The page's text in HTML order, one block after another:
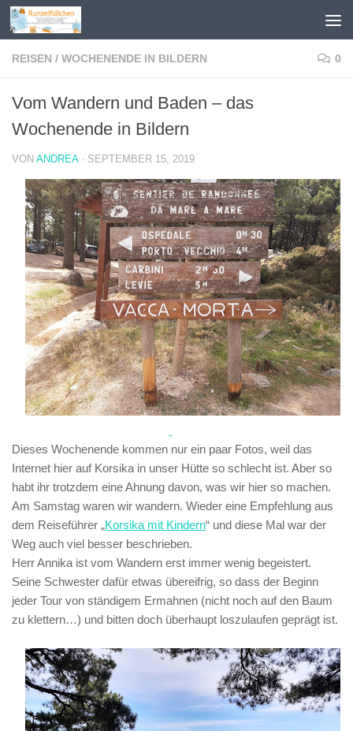
Zum Inhalt springen
REISEN / WOCHENENDE IN BILDERN 0
Vom Wandern und Baden – das
Wochenende in Bildern
VON ANDREA · SEPTEMBER 15, 2019
Dieses Wochenende kommen nur ein paar Fotos, weil das
Internet hier auf Korsika in unser Hütte so schlecht ist. Aber so
habt ihr trotzdem eine Ahnung davon, was wir hier so machen.
Am Samstag waren wir wandern. Wieder eine Empfehlung aus
dem Reiseführer „Korsika mit Kindern“ und diese Mal war der
Weg auch viel besser beschrieben.
Herr Annika ist vom Wandern erst immer wenig begeistert.
Seine Schwester dafür etwas übereifrig, so dass der Beginn
jeder Tour von ständigem Ermahnen (nicht noch auf den Baum
zu klettern…) und bitten doch überhaupt loszulaufen geprägt ist.